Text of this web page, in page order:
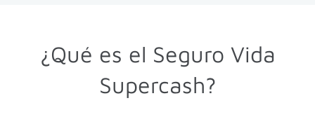
¿Qué es el Seguro Vida
Supercash?